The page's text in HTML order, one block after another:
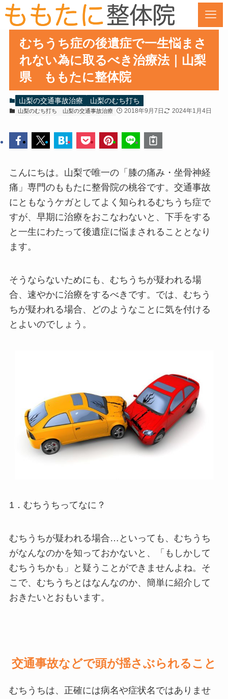
むちうち症の後遺症で一生悩まさ
れない為に取るべき治療法｜山梨
県 ももたに整体院
山梨の交通事故治療 山梨のむち打ち
山梨のむち打ち 山梨の交通事故治療 2018年9月7日 2024年1月4日
こんにちは。山梨で唯一の「膝の痛み・坐骨神経
痛」専門のももたに整骨院の桃谷です。交通事故
にともなうケガとしてよく知られるむちうち症で
すが、早期に治療をおこなわないと、下手をする
と一生にわたって後遺症に悩まされることとなり
ます。
そうならないためにも、むちうちが疑われる場
合、速やかに治療をするべきです。では、むちう
ちが疑われる場合、どのようなことに気を付ける
とよいのでしょう。
1．むちうちってなに？
むちうちが疑われる場合…といっても、むちうち
がなんなのかを知っておかないと、「もしかして
むちうちかも」と疑うことができませんよね。そ
こで、むちうちとはなんなのか、簡単に紹介して
おきたいとおもいます。
交通事故などで頭が揺さぶられること
むちうちは、正確には病名や症状名ではありませ